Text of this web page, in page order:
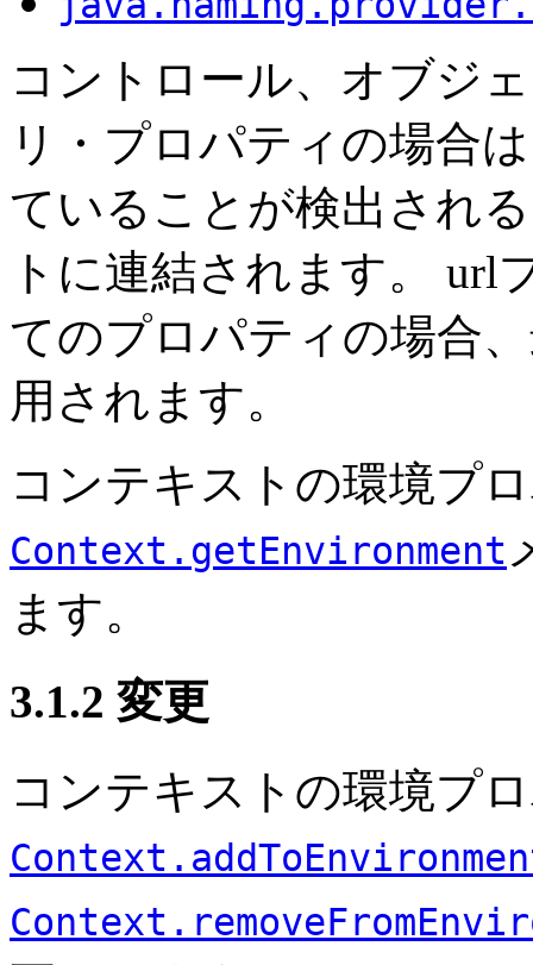
コントロール、オブジ
リ・プロパティの場合
ていることが検出され
トに連結されます。
url
てのプロパティの場合
用されます。
コンテキストの環境プ
Context.getEnvironment
ます。
3.1.2 変更
コンテキストの環境プ